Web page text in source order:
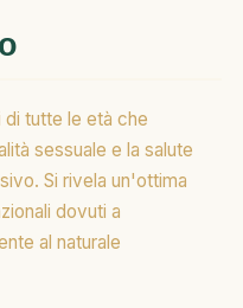
di tutte le età che
sessuale e la salute
Si rivela un'ottima
dovuti a
al naturale